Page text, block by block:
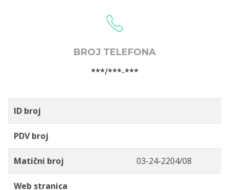
BROJ TELEFONA
***/***-***
ID broj
PDV broj
Matični broj 03-24-2204/08
Web stranica